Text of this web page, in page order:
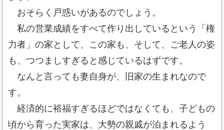
おそらく戸惑いがあるのでしょう。
私の営業成績をすべて作り出しているという「権
力者」の家として、この家も、そして、ご老人の姿
も、つつましすぎると感じているはずです。
なんと言っても妻自身が、旧家の生まれなので
す。
経済的に裕福すぎるほどではなくても、子どもの
頃から育った実家は、大勢の親戚が泊まれるよう